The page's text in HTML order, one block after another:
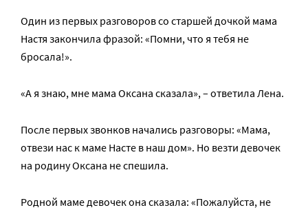
Один из первых разговоров со старшей дочкой мама
Настя закончила фразой: «Помни, что я тебя не
бросала!».
«А я знаю, мне мама Оксана сказала», – ответила Лена.
После первых звонков начались разговоры: «Мама,
отвези нас к маме Насте в наш дом». Но везти девочек
на родину Оксана не спешила.
Родной маме девочек она сказала: «Пожалуйста, не